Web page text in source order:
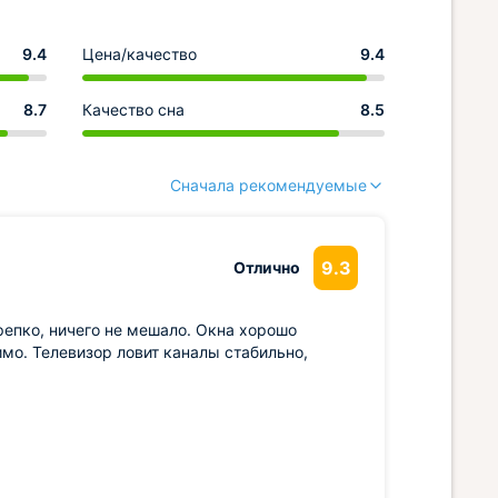
9.4 Цена/качество 9.4
8.7 Качество сна 8.5
Сначала рекомендуемые
Отлично 9.3
ничего не мешало. Окна хорошо
Телевизор ловит каналы стабильно,